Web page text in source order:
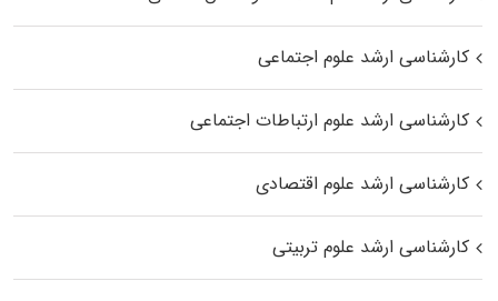
کارشناسی ارشد علوم اجتماعی
کارشناسی ارشد علوم ارتباطات اجتماعی
کارشناسی ارشد علوم اقتصادی
کارشناسی ارشد علوم تربیتی